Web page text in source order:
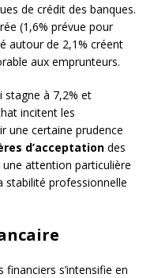
de crédit des banques.
(1,6% prévue pour
autour de 2,1% créent
aux emprunteurs.
stagne à 7,2% et
incitent les
une certaine prudence
d’acceptation des
attention particulière
stabilité professionnelle
s’intensifie en